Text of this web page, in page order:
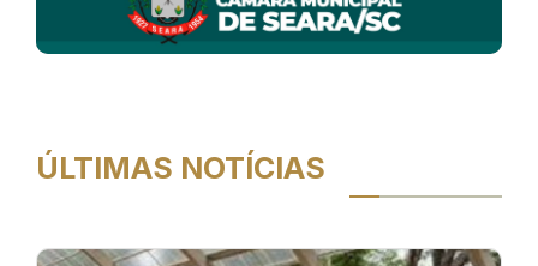
ÚLTIMAS NOTÍCIAS